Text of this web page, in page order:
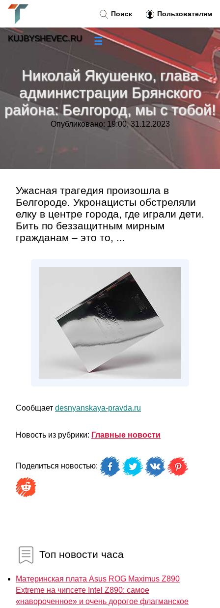
Николай Якушенко, глава
администрации Брянского
района: Белгород, мы с тобой!
Опубликовано: 19:00, 31.12.2023
Ужасная трагедия произошла в
Белгороде. Укронацисты обстреляли
елку в центре города, где играли дети.
Бить по беззащитным мирным
гражданам – это то, ...
Сообщает desnyanskaya-pravda.ru
Новость из рубрики: Главные новости
Поделиться новостью:
Топ новости часа
Материнская плата Asus ROG Maximus Z890
Extreme на чипсете Intel Z890: самое
«навороченное» и очень дорогое флагманское
Поиск Пользователям
KUJBYSHEVEC.RU ☰
Новости»
Тренды новостей »
Рубрики»
Контакт»